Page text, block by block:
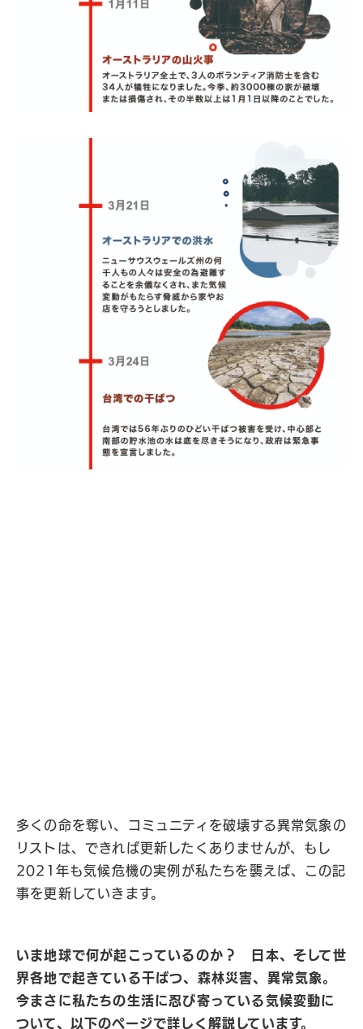
多くの命を奪い、コミュニティを破壊する異常気象の
リストは、できれば更新したくありませんが、もし
2021年も気候危機の実例が私たちを襲えば、この記
事を更新していきます。
いま地球で何が起こっているのか？ 日本、そして世
界各地で起きている干ばつ、森林災害、異常気象。
今まさに私たちの生活に忍び寄っている気候変動に
ついて、以下のページで詳しく解説しています。